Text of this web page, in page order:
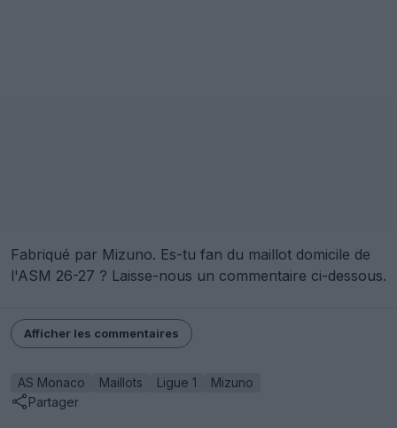
Fabriqué par Mizuno. Es-tu fan du maillot domicile de
l'ASM 26-27 ? Laisse-nous un commentaire ci-dessous.
Afficher les commentaires
AS Monaco Maillots Ligue 1
Mizuno
Partager